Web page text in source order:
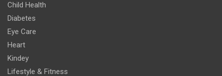
Child Health
Diabetes
Eye Care
Heart
Kindey
Lifestyle & Fitness